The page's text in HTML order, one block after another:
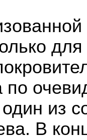
по
один из
В